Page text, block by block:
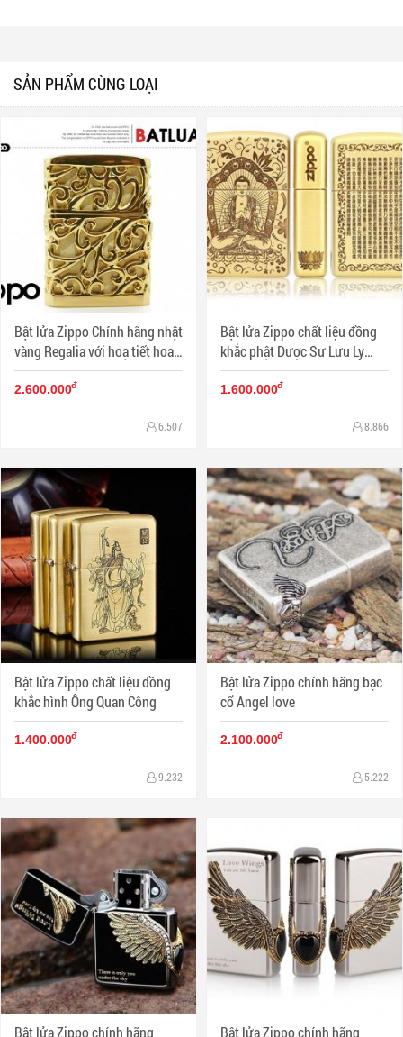
SẢN PHẨM CÙNG LOẠI
Bật lửa Zippo Chính hãng nhật
vàng Regalia với hoạ tiết hoa
văn đặc sắc
2.600.000đ
6.507
Bật lửa Zippo chất liệu đồng
khắc phật Dược Sư Lưu Ly
Quang Vương Như Lai và Bát
Nhã Ba La Mật Đa Tâm Kinh
1.600.000đ
8.866
Bật lửa Zippo chất liệu đồng
khắc hình Ông Quan Công
1.400.000đ
9.232
Bật lửa Zippo chính hãng bạc
cổ Angel love
2.100.000đ
5.222
Bật lửa Zippo chính hãng Bật lửa Zippo chính hãng